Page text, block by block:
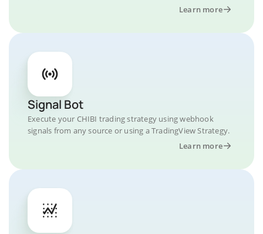
Learn more
Signal Bot
Execute your CHIBI trading strategy using webhook
signals from any source or using a TradingView Strategy.
Learn more